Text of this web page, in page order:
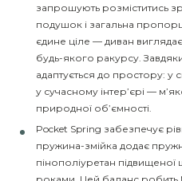
запрошують розміститись
подушок і загальна
єдине ціле — диван
будь-якого ракурсу.
адаптується до простору: у
у сучасному інтер’єрі —
природної об’ємності.
Pocket Spring забезпечує
пружина-змійка додає
пінополіуретан підвищеної